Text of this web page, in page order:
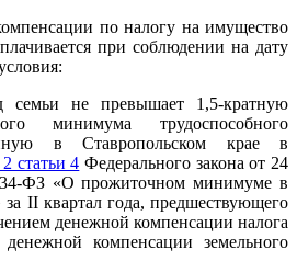
по налогу на имущество
при соблюдении на дату
семьи не превышает 1,5-кратную
минимума трудоспособного
в Ставропольском крае в
статьи 4 Федерального закона от 24
ФЗ «О прожиточном минимуме в
II квартал года, предшествующего
денежной компенсации налога
компенсации земельного